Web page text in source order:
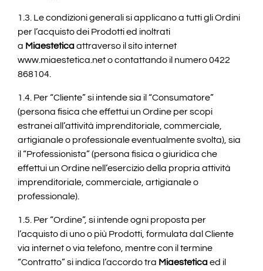
1.3. Le condizioni generali si applicano a tutti gli Ordini
per l’acquisto dei Prodotti ed inoltrati
a Miaesteticaattraverso il sito internet
www.miaestetica.net o contattando il numero 0422
868104.
1.4. Per “Cliente” si intende sia il “Consumatore”
(persona fisica che effettui un Ordine per scopi
estranei all’attività imprenditoriale, commerciale,
artigianale o professionale eventualmente svolta), sia
il “Professionista” (persona fisica o giuridica che
effettui un Ordine nell’esercizio della propria attività
imprenditoriale, commerciale, artigianale o
professionale).
1.5. Per “Ordine”, si intende ogni proposta per
l’acquisto di uno o più Prodotti, formulata dal Cliente
via internet o via telefono, mentre con il termine
“Contratto” si indica l’accordo tra Miaesteticaed il